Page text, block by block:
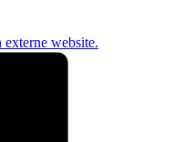
externe website.